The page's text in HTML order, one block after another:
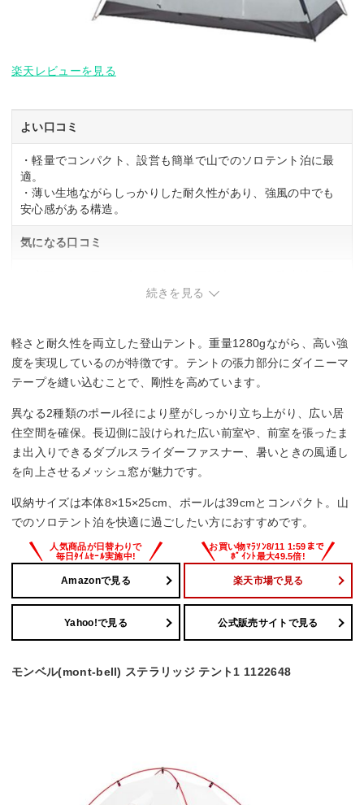
楽天レビューを見る
よい口コミ
・軽量でコンパクト、設営も簡単で山でのソロテント泊に最
適。
・薄い生地ながらしっかりした耐久性があり、強風の中でも
安心感がある構造。
気になる口コミ
続きを見る
軽さと耐久性を両立した登山テント。重量1280gながら、高い強
度を実現しているのが特徴です。テントの張力部分にダイニーマ
テープを縫い込むことで、剛性を高めています。
異なる2種類のポール径により壁がしっかり立ち上がり、広い居
住空間を確保。長辺側に設けられた広い前室や、前室を張ったま
ま出入りできるダブルスライダーファスナー、暑いときの風通し
を向上させるメッシュ窓が魅力です。
収納サイズは本体8×15×25cm、ポールは39cmとコンパクト。山
でのソロテント泊を快適に過ごしたい方におすすめです。
Amazonで見る 楽天市場で見る
Yahoo!で見る 公式販売サイトで見る
モンベル(mont-bell) ステラリッジ テント1 1122648